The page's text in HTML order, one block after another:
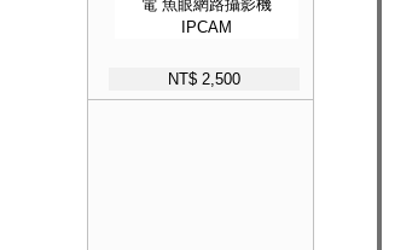
電 魚眼網路攝影機
IPCAM
NT$ 2,500